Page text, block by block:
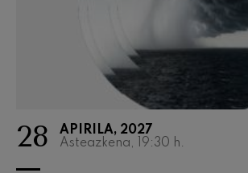
28
APIRILA, 2027
Asteazkena, 19:30 h.